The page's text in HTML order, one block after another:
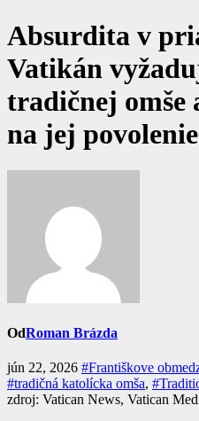
Absurdita v
Vatikán
tradičnej omše
na jej povolenie
OdRoman Brázda
jún 22, 2026 #Františkove
#tradičná katolícka omša,
zdroj: Vatican News, Vatican